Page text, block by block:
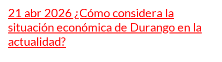
21 abr 2026 ¿Cómo considera la
situación económica de Durango en la
actualidad?